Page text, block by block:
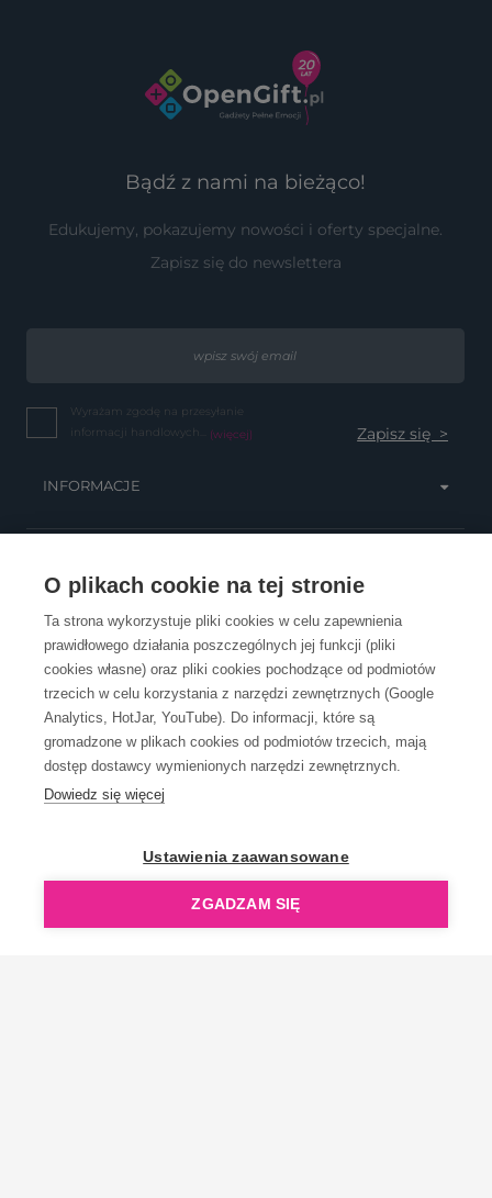
O plikach cookie na tej stronie
Ta strona wykorzystuje pliki cookies w celu zapewnienia
prawidłowego działania poszczególnych jej funkcji (pliki
cookies własne) oraz pliki cookies pochodzące od podmiotów
trzecich w celu korzystania z narzędzi zewnętrznych (Google
Analytics, HotJar, YouTube). Do informacji, które są
gromadzone w plikach cookies od podmiotów trzecich, mają
dostęp dostawcy wymienionych narzędzi zewnętrznych.
Dowiedz się więcej
Ustawienia zaawansowane
ZGADZAM SIĘ
Bądź z nami na bieżąco!
Edukujemy, pokazujemy nowości i oferty specjalne.
Zapisz się do newslettera
Wyrażam zgodę na przesyłanie
informacji handlowych... (więcej)
INFORMACJE
OBSŁUGA KLIENTA
KONTAKT
OpenGift jest częścią ReflectGroup.